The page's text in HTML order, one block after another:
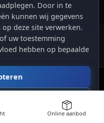
2.0: Een
voorbehouden.
Door in te
kunnen wij gegevens
deze site verwerken.
uw toestemming
hebben op bepaalde
Online aanbod